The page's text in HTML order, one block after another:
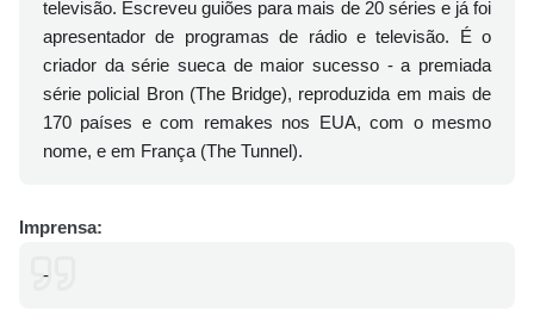
televisão. Escreveu guiões para mais de 20 séries e já foi
apresentador de programas de rádio e televisão. É o
criador da série sueca de maior sucesso - a premiada
série policial Bron (The Bridge), reproduzida em mais de
170 países e com remakes nos EUA, com o mesmo
nome, e em França (The Tunnel).
Imprensa:
-